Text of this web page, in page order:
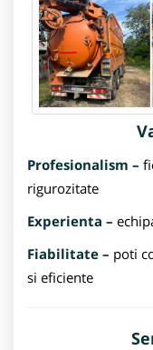
Profesionalism –
rigurozitate
Experienta –
Fiabilitate – poti
si eficiente